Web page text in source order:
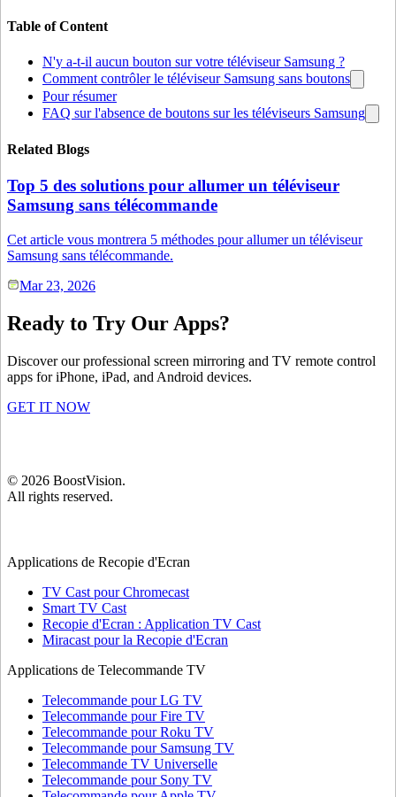
Table of Content
N'y a-t-il aucun bouton sur votre téléviseur Samsung ?
Comment contrôler le téléviseur Samsung sans boutons
Pour résumer
FAQ sur l'absence de boutons sur les téléviseurs Samsung
Related Blogs
Top 5 des solutions pour allumer un téléviseur
Samsung sans télécommande
Cet article vous montrera 5 méthodes pour allumer un téléviseur
Samsung sans télécommande.
Mar 23, 2026
Ready to Try Our Apps?
Discover our professional screen mirroring and TV remote control
apps for iPhone, iPad, and Android devices.
GET IT NOW
© 2026 BoostVision.
All rights reserved.
Applications de Recopie d'Ecran
TV Cast pour Chromecast
Smart TV Cast
Recopie d'Ecran : Application TV Cast
Miracast pour la Recopie d'Ecran
Applications de Telecommande TV
Telecommande pour LG TV
Telecommande pour Fire TV
Telecommande pour Roku TV
Telecommande pour Samsung TV
Telecommande TV Universelle
Telecommande pour Sony TV